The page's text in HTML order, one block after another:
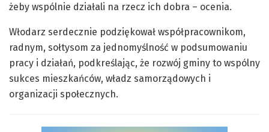
żeby wspólnie działali na rzecz ich dobra – ocenia.
Włodarz serdecznie podziękował współpracownikom,
radnym, sołtysom za jednomyślność w podsumowaniu
pracy i działań, podkreślając, że rozwój gminy to wspólny
sukces mieszkańców, władz samorządowych i
organizacji społecznych.